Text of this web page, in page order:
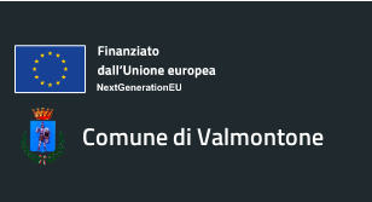
Comune di Valmontone